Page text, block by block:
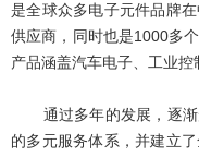
是全球众多电子元件品牌
供应商，同时也是1000多
产品涵盖汽车电子、工业控
通过多年的发展，逐渐
的多元服务体系，并建立